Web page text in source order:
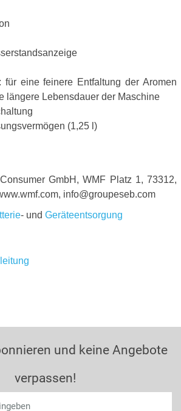
für eine feinere Entfaltung der Aromen
längere Lebensdauer der Maschine
(1,25 l)
GmbH, WMF Platz 1, 73312,
info@groupeseb.com
- und Geräteentsorgung
und keine Angebote
verpassen!